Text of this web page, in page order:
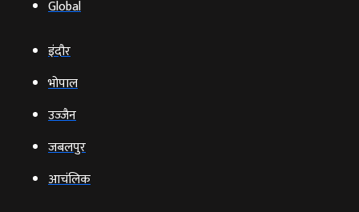
Global
इंदौर
भोपाल
उज्‍जैन
जबलपुर
आचंलिक